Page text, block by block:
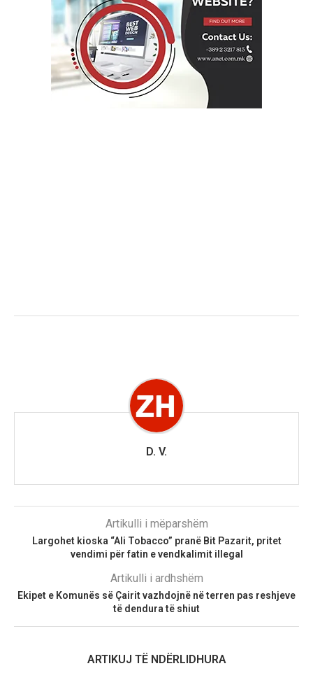
D. V.
Artikulli i mëparshëm
Largohet kioska “Ali Tobacco” pranë Bit Pazarit, pritet
vendimi për fatin e vendkalimit illegal
Artikulli i ardhshëm
Ekipet e Komunës së Çairit vazhdojnë në terren pas reshjeve
të dendura të shiut
ARTIKUJ TË NDËRLIDHURA